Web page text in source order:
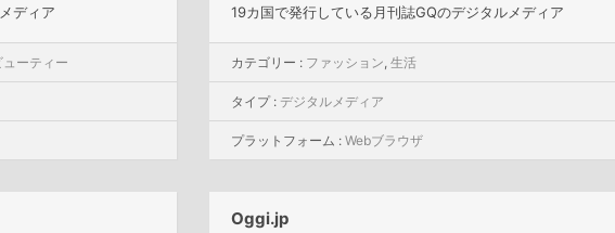
ディア
ーティー
19カ国で発行している月刊誌GQのデジタルメディア
カテゴリー : ファッション, 生活
タイプ : デジタルメディア
プラットフォーム : Webブラウザ
Oggi.jp